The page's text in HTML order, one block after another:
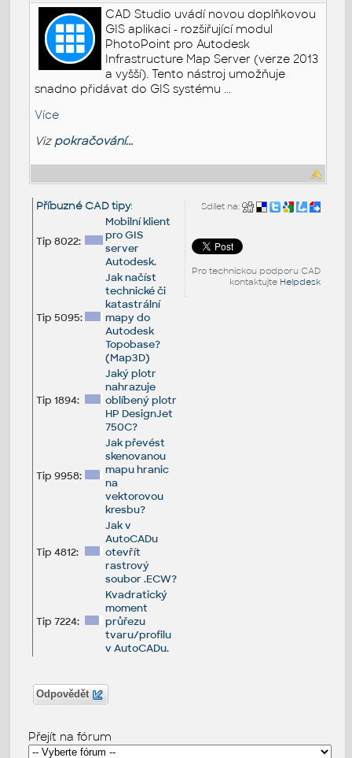
CAD Studio uvádí novou doplňkovou
GIS aplikaci - rozšiřující modul
PhotoPoint pro Autodesk
Infrastructure Map Server (verze 2013
a vyšší). Tento nástroj umožňuje
snadno přidávat do GIS systému ...
Více
Viz pokračování...
Sdílet na:
Pro technickou podporu CAD
kontaktujte Helpdesk
Příbuzné CAD tipy:
Tip 8022:
Mobilní klient
pro GIS
server
Autodesk.
Tip 5095:
Jak načíst
technické či
katastrální
mapy do
Autodesk
Topobase?
(Map3D)
Tip 1894:
Jaký plotr
nahrazuje
oblíbený plotr
HP DesignJet
750C?
Tip 9958:
Jak převést
skenovanou
mapu hranic
na
vektorovou
kresbu?
Tip 4812:
Jak v
AutoCADu
otevřít
rastrový
soubor .ECW?
Tip 7224:
Kvadratický
moment
průřezu
tvaru/profilu
v AutoCADu.
Odpovědět
Přejít na fórum